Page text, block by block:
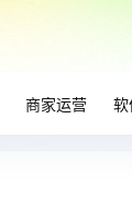
商家运营 软